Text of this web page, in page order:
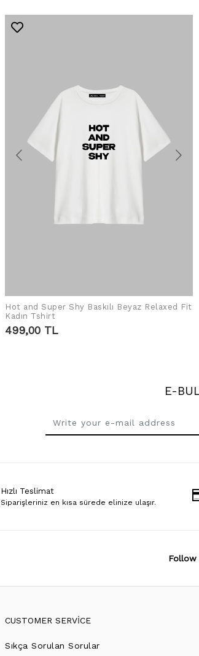
ADD TO CART
Hot and Super Shy Baskılı Beyaz Relaxed Fit
Kadın Tshirt
499,00 TL
E-
Hızlı Teslimat
Siparişleriniz en kısa sürede elinize ulaşır.
Follow
CUSTOMER SERVİCE
Sıkça Sorulan Sorular